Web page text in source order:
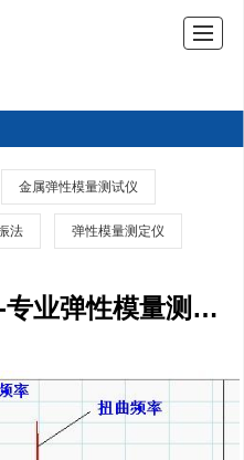
金属弹性模量测试仪
法 弹性模量测定仪
动态弹性模量测试仪-专业弹性模量测试仪定制